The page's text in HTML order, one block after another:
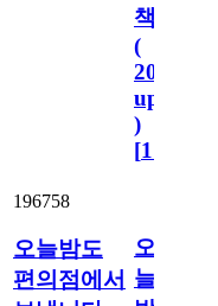
책
(
2023.11.1
update
)
[110
196758
오늘밤도
편의점에서
오
늘